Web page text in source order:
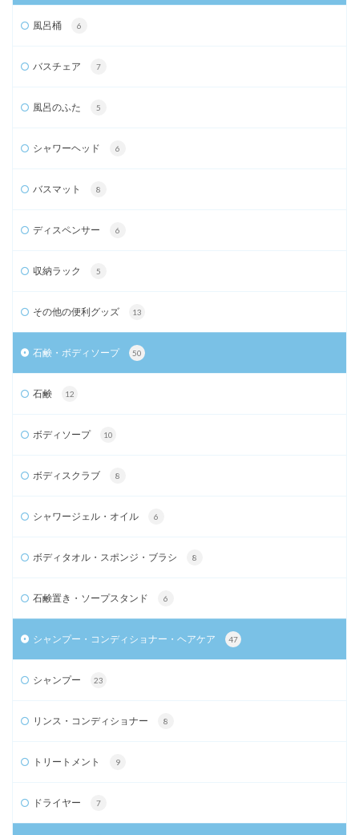
風呂桶 6
バスチェア 7
風呂のふた 5
シャワーヘッド 6
バスマット 8
ディスペンサー 6
収納ラック 5
その他の便利グッズ 13
石鹸・ボディソープ 50
石鹸 12
ボディソープ 10
ボディスクラブ 8
シャワージェル・オイル 6
ボディタオル・スポンジ・ブラシ 8
石鹸置き・ソープスタンド 6
シャンプー・コンディショナー・ヘアケア 47
シャンプー 23
リンス・コンディショナー 8
トリートメント 9
ドライヤー 7